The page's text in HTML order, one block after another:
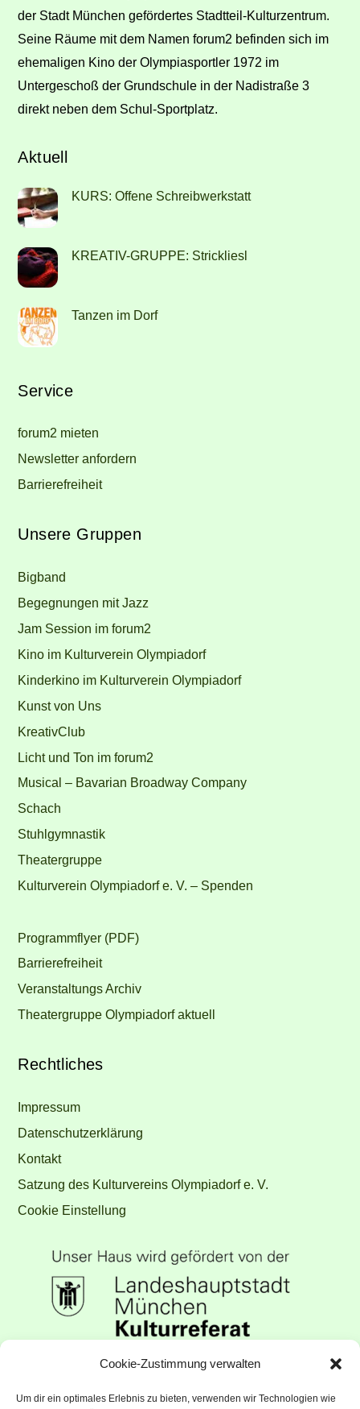
Cookie-Zustimmung verwalten
Um dir ein optimales Erlebnis zu bieten, verwenden wir Technologien wie
der Stadt München gefördertes Stadtteil-Kulturzentrum.
Seine Räume mit dem Namen forum2 befinden sich im
ehemaligen Kino der Olympiasportler 1972 im
Untergeschoß der Grundschule in der Nadistraße 3
direkt neben dem Schul-Sportplatz.
Aktuell
KURS: Offene Schreibwerkstatt
KREATIV-GRUPPE: Strickliesl
Tanzen im Dorf
Service
forum2 mieten
Newsletter anfordern
Barrierefreiheit
Unsere Gruppen
Bigband
Begegnungen mit Jazz
Jam Session im forum2
Kino im Kulturverein Olympiadorf
Kinderkino im Kulturverein Olympiadorf
Kunst von Uns
KreativClub
Licht und Ton im forum2
Musical – Bavarian Broadway Company
Schach
Stuhlgymnastik
Theatergruppe
Kulturverein Olympiadorf e. V. – Spenden
Programmflyer (PDF)
Barrierefreiheit
Veranstaltungs Archiv
Theatergruppe Olympiadorf aktuell
Rechtliches
Impressum
Datenschutzerklärung
Kontakt
Satzung des Kulturvereins Olympiadorf e. V.
Cookie Einstellung
Unser Haus wird gefördert vom